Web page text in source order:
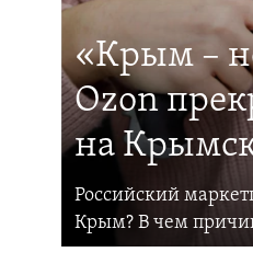
«Крым –
Ozon
на
Российский
Крым? В чем